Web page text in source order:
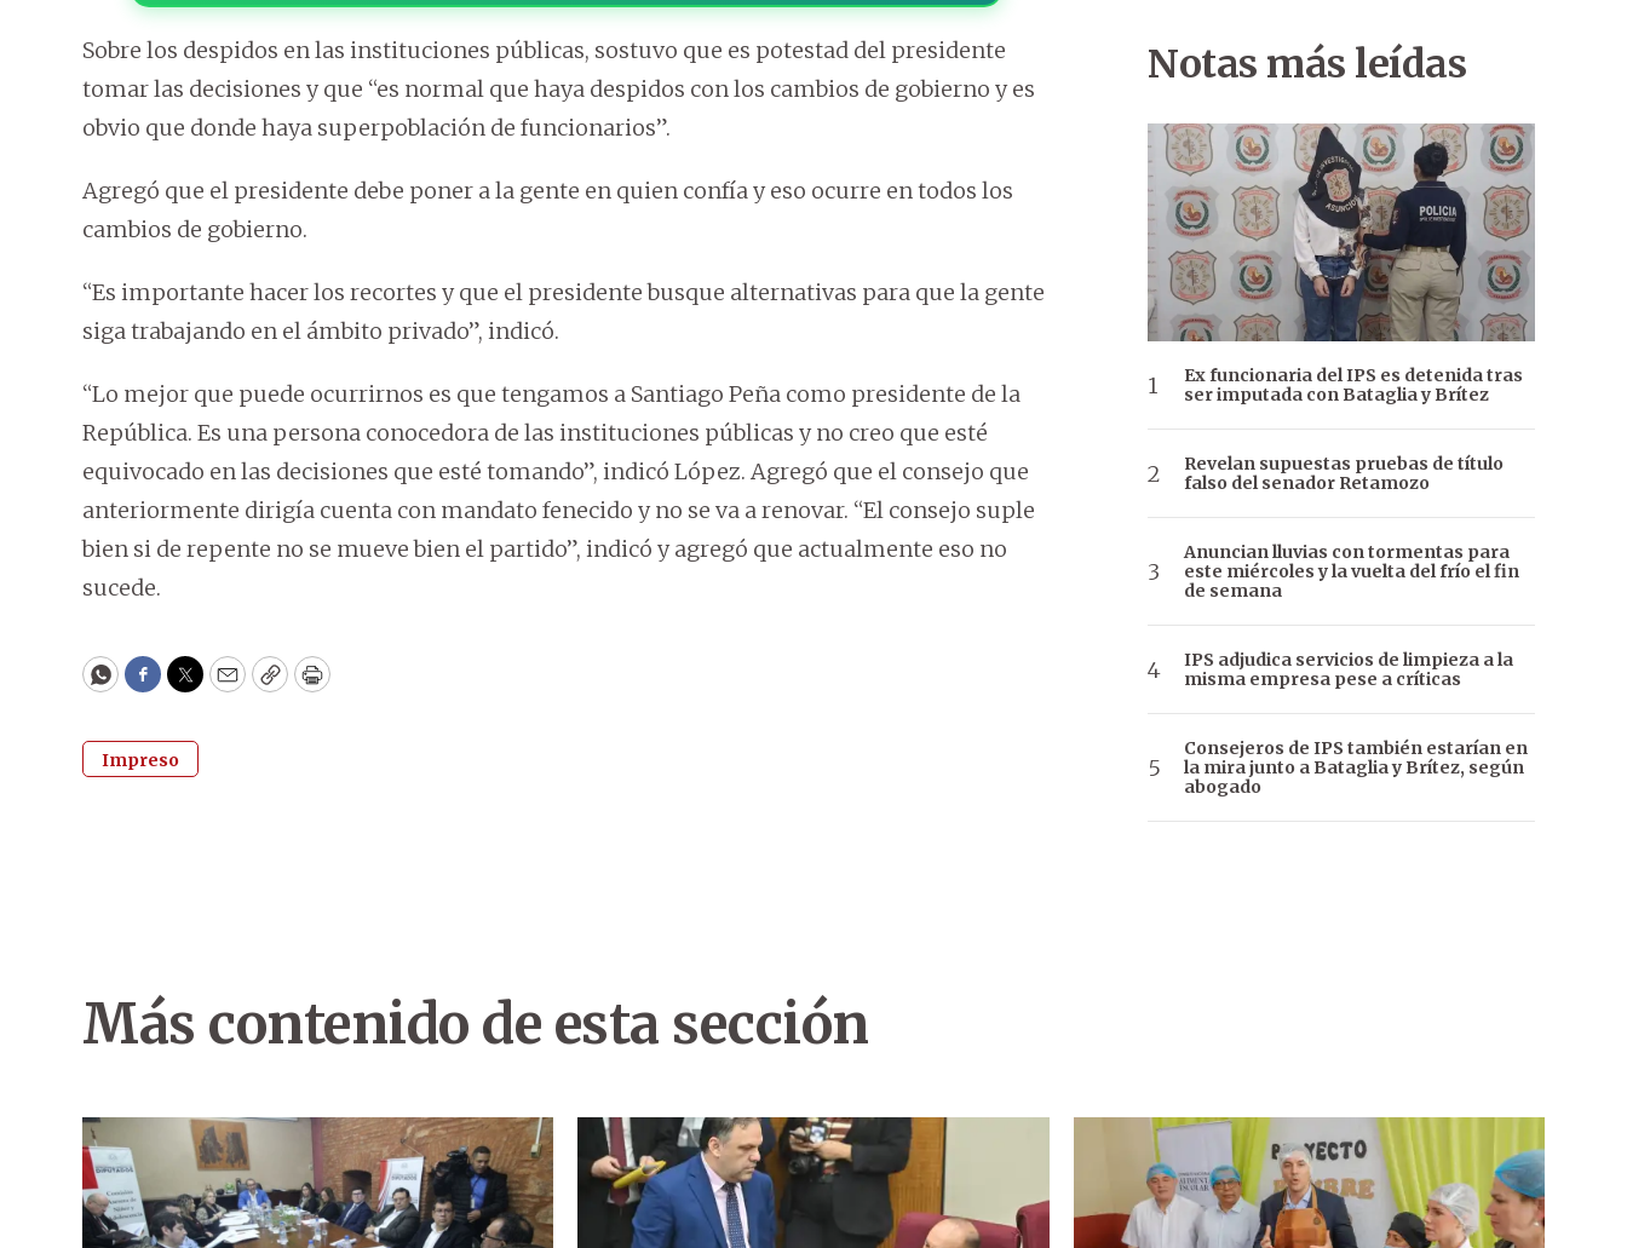
Sobre los despidos en las instituciones públicas, sostuvo que es potestad del presidente
tomar las decisiones y que “es normal que haya despidos con los cambios de gobierno y es
obvio que donde haya superpoblación de funcionarios”.
Agregó que el presidente debe poner a la gente en quien confía y eso ocurre en todos los
cambios de gobierno.
“Es importante hacer los recortes y que el presidente busque alternativas para que la gente
siga trabajando en el ámbito privado”, indicó.
“Lo mejor que puede ocurrirnos es que tengamos a Santiago Peña como presidente de la
República. Es una persona conocedora de las instituciones públicas y no creo que esté
equivocado en las decisiones que esté tomando”, indicó López. Agregó que el consejo que
anteriormente dirigía cuenta con mandato fenecido y no se va a renovar. “El consejo suple
bien si de repente no se mueve bien el partido”, indicó y agregó que actualmente eso no
sucede.
WhatsApp
Facebook
Twitter
EmailCopyPrint
Impreso
Notas más leídas
Ex funcionaria del IPS es detenida tras
ser imputada con Bataglia y Brítez
Revelan supuestas pruebas de título
falso del senador Retamozo
Anuncian lluvias con tormentas para
este miércoles y la vuelta del frío el fin
de semana
IPS adjudica servicios de limpieza a la
misma empresa pese a críticas
Consejeros de IPS también estarían en
la mira junto a Bataglia y Brítez, según
abogado
Más contenido de esta sección